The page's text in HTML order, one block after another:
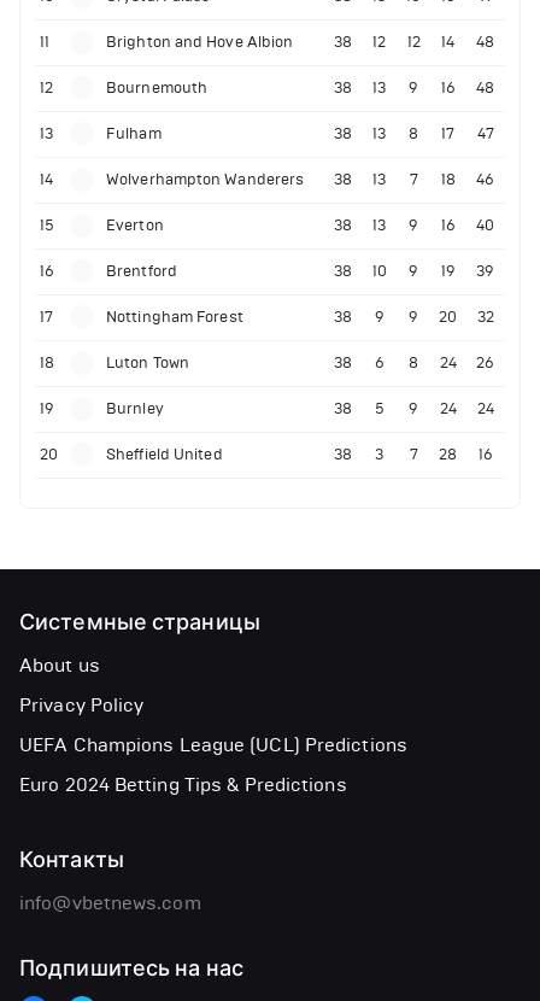
11 Brighton and Hove Albion 38 12 12 14 48
12 Bournemouth 38 13 9 16 48
13 Fulham 38 13 8 17 47
14 Wolverhampton Wanderers 38 13 7 18 46
15 Everton 38 13 9 16 40
16 Brentford 38 10 9 19 39
17 Nottingham Forest 38 9 9 20 32
18 Luton Town 38 6 8 24 26
19 Burnley 38 5 9 24 24
20 Sheffield United 38 3 7 28 16
Системные страницы
About us
Privacy Policy
UEFA Champions League (UCL) Predictions
Euro 2024 Betting Tips & Predictions
Контакты
info@vbetnews.com
Подпишитесь на нас